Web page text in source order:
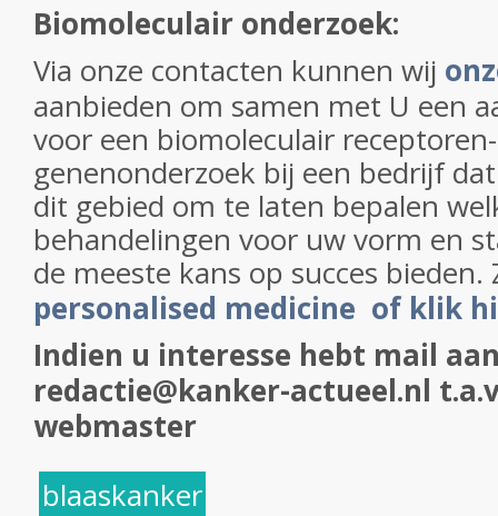
Biomoleculair onderzoek:
Via onze contacten kunnen wij
aanbieden om samen met U een
voor een biomoleculair
genenonderzoek bij een bedrijf
dit gebied om te laten bepalen
behandelingen voor uw vorm en
de meeste kans op succes
personalised medicine of klik
Indien u interesse hebt mail
redactie@kanker-actueel.nl
webmaster
blaaskanker